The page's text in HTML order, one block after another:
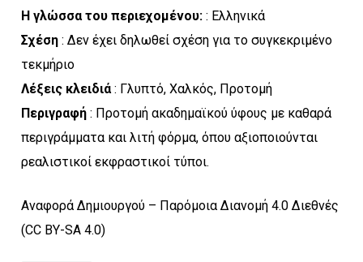
Η γλώσσα του περιεχομένου: : Ελληνικά
Σχέση: Δεν έχει δηλωθεί σχέση για το συγκεκριμένο
τεκμήριο
Λέξεις κλειδιά: Γλυπτό, Χαλκός, Προτομή
Περιγραφή: Προτομή ακαδημαϊκού ύφους με καθαρά
περιγράμματα και λιτή φόρμα, όπου αξιοποιούνται
ρεαλιστικοί εκφραστικοί τύποι.
Αναφορά Δημιουργού – Παρόμοια Διανομή 4.0 Διεθνές
(CC BY-SA 4.0)